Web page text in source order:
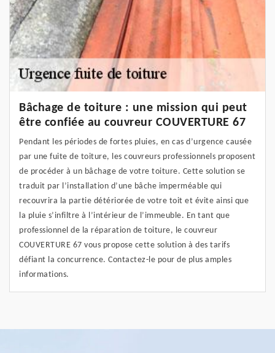
Bâchage de toiture : une mission qui peut
être confiée au couvreur COUVERTURE 67
Pendant les périodes de fortes pluies, en cas d’urgence causée
par une fuite de toiture, les couvreurs professionnels proposent
de procéder à un bâchage de votre toiture. Cette solution se
traduit par l’installation d’une bâche imperméable qui
recouvrira la partie détériorée de votre toit et évite ainsi que
la pluie s’infiltre à l’intérieur de l’immeuble. En tant que
professionnel de la réparation de toiture, le couvreur
COUVERTURE 67 vous propose cette solution à des tarifs
défiant la concurrence. Contactez-le pour de plus amples
informations.